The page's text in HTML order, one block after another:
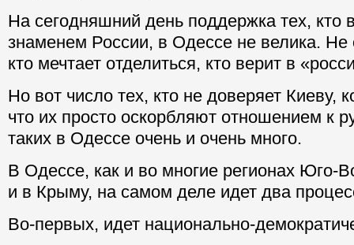
На сегодняшний день поддержка тех, кто
знаменем России, в Одессе не велика. Не
кто мечтает отделиться, кто верит в
Но вот число тех, кто не доверяет Киеву,
что их просто оскорбляют отношением к
таких в Одессе очень и очень много.
В Одессе, как и во многие регионах Юго-
и в Крыму, на самом деле идет два
Во-первых, идет национально-